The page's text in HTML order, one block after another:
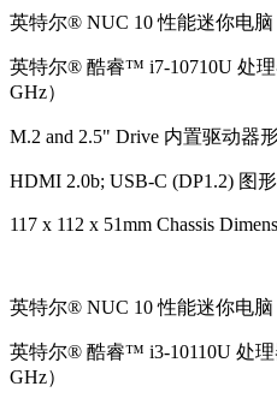
英特尔® NUC 10 性能迷你电脑
英特尔® 酷睿™ i7-10710U 处
GHz）
M.2 and 2.5" Drive 内置驱动器
HDMI 2.0b; USB-C (DP1.2) 图
117 x 112 x 51mm Chassis
英特尔® NUC 10 性能迷你电脑
英特尔® 酷睿™ i3-10110U 处
GHz）